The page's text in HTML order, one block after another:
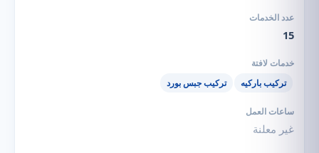
15
تركيب باركيه تركيب جبس بورد
غير معلنة